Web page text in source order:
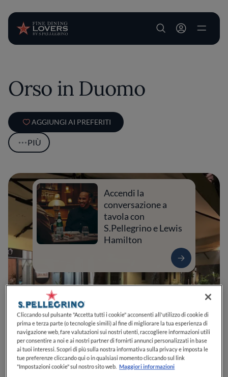
User account
Orso in Duomo
AGGIUNGI AI PREFERITI
PIÙ
0 0 0 0 0
Accendi la
conversazione a
tavola con
S.Pellegrino e Lewis
Hamilton
Cliccando sul pulsante "Accetta tutti i cookie" acconsenti all'utilizzo di cookie di
prima e terza parte (o tecnologie simili) al fine di migliorare la tua esperienza di
navigazione web, fare valutazioni sui nostri utenti, raccogliere informazioni utili
per consentire a noi e ai nostri partner di fornirti annunci personalizzati in base
ai tuoi interessi. Scopri di più sulla nostra informativa sulla privacy e imposta le
tue preferenze cliccando qui o in qualsiasi momento cliccando sul link
"Impostazioni cookie" sul nostro sito web. Maggiori informazioni